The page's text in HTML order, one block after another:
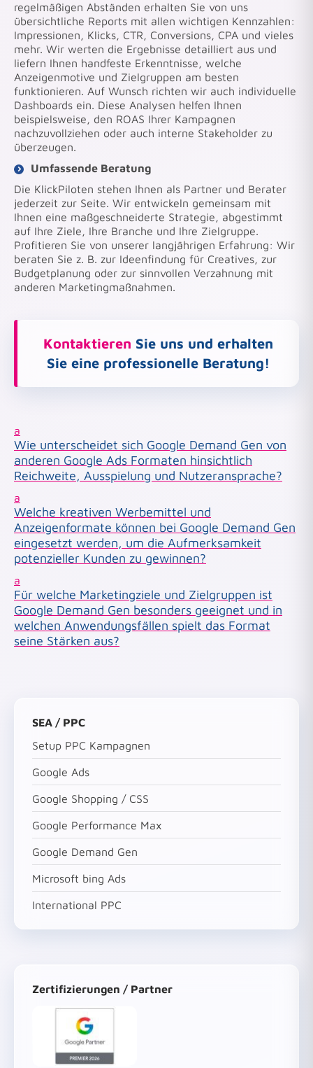
regelmäßigen Abständen erhalten Sie von uns
übersichtliche Reports mit allen wichtigen Kennzahlen:
Impressionen, Klicks, CTR, Conversions, CPA und vieles
mehr. Wir werten die Ergebnisse detailliert aus und
liefern Ihnen handfeste Erkenntnisse, welche
Anzeigenmotive und Zielgruppen am besten
funktionieren. Auf Wunsch richten wir auch individuelle
Dashboards ein. Diese Analysen helfen Ihnen
beispielsweise, den ROAS Ihrer Kampagnen
nachzuvollziehen oder auch interne Stakeholder zu
überzeugen.
Umfassende Beratung
Die KlickPiloten stehen Ihnen als Partner und Berater
jederzeit zur Seite. Wir entwickeln gemeinsam mit
Ihnen eine maßgeschneiderte Strategie, abgestimmt
auf Ihre Ziele, Ihre Branche und Ihre Zielgruppe.
Profitieren Sie von unserer langjährigen Erfahrung: Wir
beraten Sie z. B. zur Ideenfindung für Creatives, zur
Budgetplanung oder zur sinnvollen Verzahnung mit
anderen Marketingmaßnahmen.
Kontaktieren Sie uns und erhalten
Sie eine professionelle Beratung!
a
Wie unterscheidet sich Google Demand Gen von
anderen Google Ads Formaten hinsichtlich
Reichweite, Ausspielung und Nutzeransprache?
a
Welche kreativen Werbemittel und
Anzeigenformate können bei Google Demand Gen
eingesetzt werden, um die Aufmerksamkeit
potenzieller Kunden zu gewinnen?
a
Für welche Marketingziele und Zielgruppen ist
Google Demand Gen besonders geeignet und in
welchen Anwendungsfällen spielt das Format
seine Stärken aus?
SEA / PPC
Setup PPC Kampagnen
Google Ads
Google Shopping / CSS
Google Performance Max
Google Demand Gen
Microsoft bing Ads
International PPC
Zertifizierungen / Partner